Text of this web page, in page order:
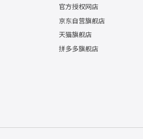
官方授权网店
京东自营旗舰店
天猫旗舰店
拼多多旗舰店